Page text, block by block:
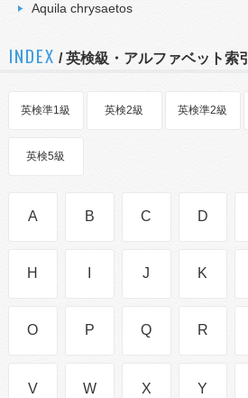
Aquila chrysaetos
INDEX / 英検級・アルファベット索引
英検準1級 英検2級 英検準2級
英検5級
A B C D
H J K
O P Q R
V W X Y